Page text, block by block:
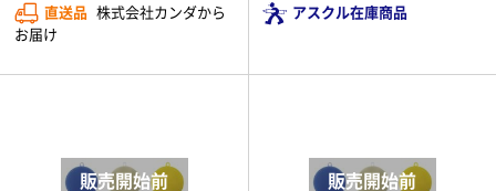
直送品 株式会社カンダから
お届け
アスクル在庫商品